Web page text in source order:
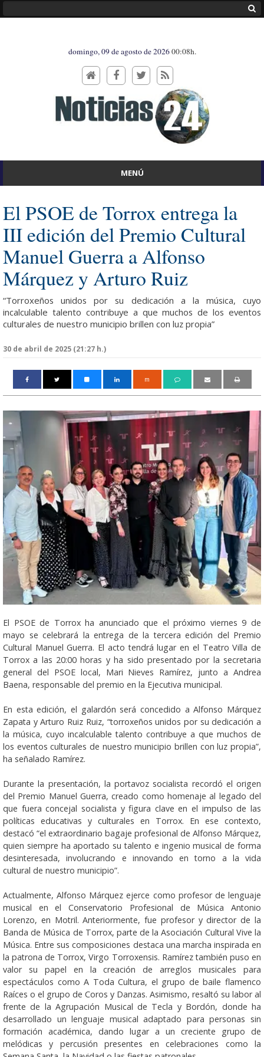
domingo, 09 de agosto de 202600:08h.
MENÚ
El PSOE de Torrox entrega la
III edición del Premio Cultural
Manuel Guerra a Alfonso
Márquez y Arturo Ruiz
“Torroxeños unidos por su dedicación a la música, cuyo
incalculable talento contribuye a que muchos de los eventos
culturales de nuestro municipio brillen con luz propia”
30 de abril de 2025 (21:27 h.)
m
El PSOE de Torrox ha anunciado que el próximo viernes 9 de
mayo se celebrará la entrega de la tercera edición del Premio
Cultural Manuel Guerra. El acto tendrá lugar en el Teatro Villa de
Torrox a las 20:00 horas y ha sido presentado por la secretaria
general del PSOE local, Mari Nieves Ramírez, junto a Andrea
Baena, responsable del premio en la Ejecutiva municipal.
En esta edición, el galardón será concedido a Alfonso Márquez
Zapata y Arturo Ruiz Ruiz, “torroxeños unidos por su dedicación a
la música, cuyo incalculable talento contribuye a que muchos de
los eventos culturales de nuestro municipio brillen con luz propia”,
ha señalado Ramírez.
Durante la presentación, la portavoz socialista recordó el origen
del Premio Manuel Guerra, creado como homenaje al legado del
que fuera concejal socialista y figura clave en el impulso de las
políticas educativas y culturales en Torrox. En ese contexto,
destacó “el extraordinario bagaje profesional de Alfonso Márquez,
quien siempre ha aportado su talento e ingenio musical de forma
desinteresada, involucrando e innovando en torno a la vida
cultural de nuestro municipio”.
Actualmente, Alfonso Márquez ejerce como profesor de lenguaje
musical en el Conservatorio Profesional de Música Antonio
Lorenzo, en Motril. Anteriormente, fue profesor y director de la
Banda de Música de Torrox, parte de la Asociación Cultural Vive la
Música. Entre sus composiciones destaca una marcha inspirada en
la patrona de Torrox, Virgo Torroxensis. Ramírez también puso en
valor su papel en la creación de arreglos musicales para
espectáculos como A Toda Cultura, el grupo de baile flamenco
Raíces o el grupo de Coros y Danzas. Asimismo, resaltó su labor al
frente de la Agrupación Musical de Tecla y Bordón, donde ha
desarrollado un lenguaje musical adaptado para personas sin
formación académica, dando lugar a un creciente grupo de
melódicas y percusión presentes en celebraciones como la